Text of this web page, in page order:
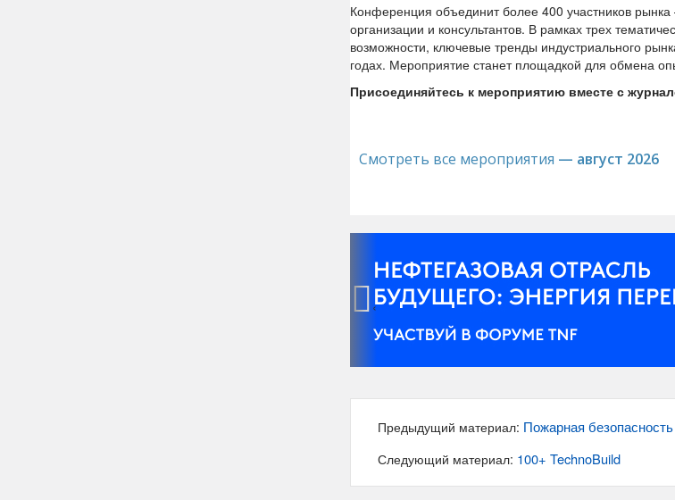
Конференция объединит более 400 участников
организации и консультантов. В рамках трех
возможности, ключевые тренды индустриального
годах. Мероприятие станет площадкой для обмена
Присоединяйтесь к мероприятию вместе с
Смотреть все мероприятия — август 2026
‹
Предыдущий материал: Пожарная
Следующий материал: 100+ TechnoBuild